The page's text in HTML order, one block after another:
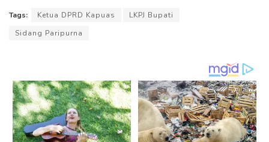
Tags: Ketua DPRD Kapuas
LKPJ Bupati
Sidang Paripurna